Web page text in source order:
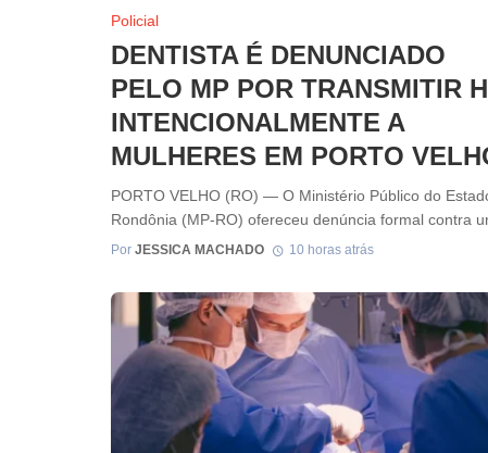
Policial
DENTISTA É DENUNCIADO
PELO MP POR TRANSMITIR
INTENCIONALMENTE A
MULHERES EM PORTO
PORTO VELHO (RO) — O Ministério Público do
Rondônia (MP-RO) ofereceu denúncia formal contra
Por JESSICA MACHADO 10 horas atrás